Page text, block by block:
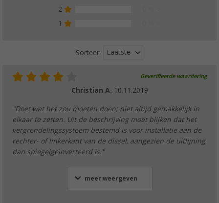
2
1
Sorteer: Laatste
Geverifieerde waardering
Christian A. 10.11.2019
"Doet wat het zou moeten doen; niet altijd gemakkelijk in
elkaar te zetten. Uit de beschrijving moet blijken dat het
vergrendelingssysteem bestemd is voor installatie aan de
rechter- of linkerkant van de dissel, aangezien de uitlijning
dan spiegelgeïnverteerd is."
meer weergeven